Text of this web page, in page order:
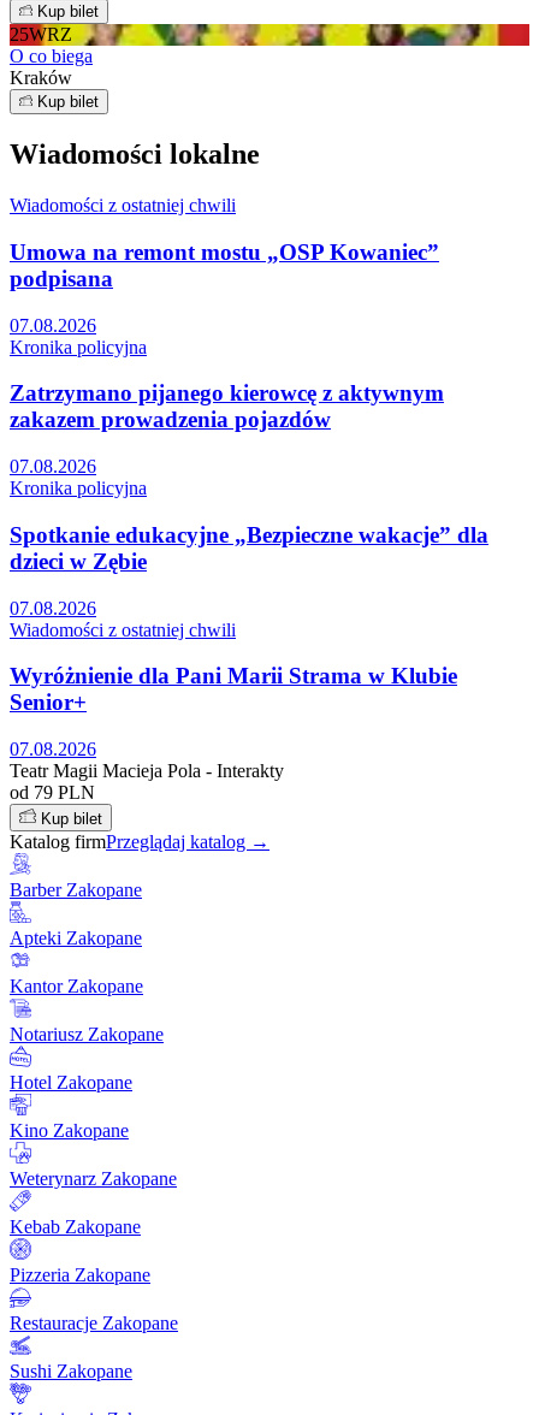
Kup bilet
25WRZ
O co biega
Kraków
Kup bilet
Wiadomości lokalne
Wiadomości z ostatniej chwili
Umowa na remont mostu „OSP Kowaniec”
podpisana
07.08.2026
Kronika policyjna
Zatrzymano pijanego kierowcę z aktywnym
zakazem prowadzenia pojazdów
07.08.2026
Kronika policyjna
Spotkanie edukacyjne „Bezpieczne wakacje” dla
dzieci w Zębie
07.08.2026
Wiadomości z ostatniej chwili
Wyróżnienie dla Pani Marii Strama w Klubie
Senior+
07.08.2026
Teatr Magii Macieja Pola - Interakty
od 79 PLN
Kup bilet
Katalog firmPrzeglądaj katalog →
Barber Zakopane
Apteki Zakopane
Kantor Zakopane
Notariusz Zakopane
Hotel Zakopane
Kino Zakopane
Weterynarz Zakopane
Kebab Zakopane
Pizzeria Zakopane
Restauracje Zakopane
Sushi Zakopane